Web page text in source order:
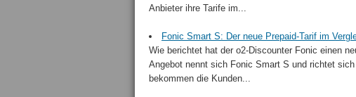
Anbieter ihre Tarife im...
Fonic Smart S: Der neue Prepaid-Tarif im
Wie berichtet hat der o2-Discounter Fonic einen
Angebot nennt sich Fonic Smart S und richtet
bekommen die Kunden...